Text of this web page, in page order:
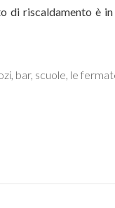
di riscaldamento è
bar, scuole, le